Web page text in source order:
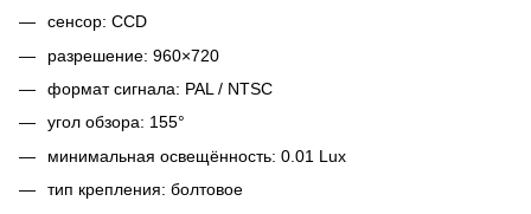
сенсор: CCD
разрешение: 960×720
формат сигнала: PAL / NTSC
угол обзора: 155°
минимальная освещённость: 0.01 Lux
тип крепления: болтовое